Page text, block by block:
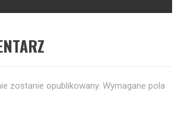
zostanie opublikowany. Wymagane pola